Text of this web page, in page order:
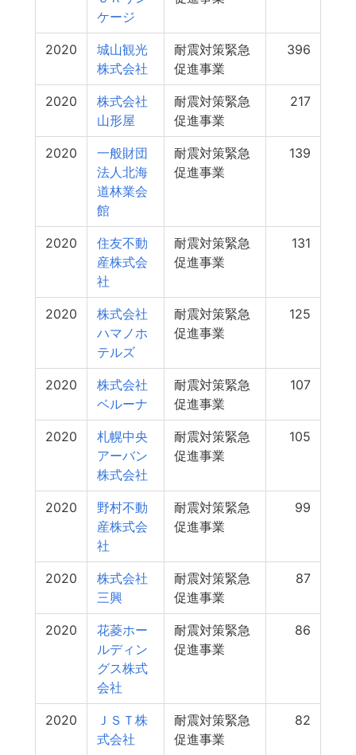
ケージ
2020
城山観光
株式会社
耐震対策緊急
促進事業
396
2020
株式会社
山形屋
耐震対策緊急
促進事業
217
2020
一般財団
法人北海
道林業会
館
耐震対策緊急
促進事業
139
2020
住友不動
産株式会
社
耐震対策緊急
促進事業
131
2020
株式会社
ハマノホ
テルズ
耐震対策緊急
促進事業
125
2020
株式会社
ベルーナ
耐震対策緊急
促進事業
107
2020
札幌中央
アーバン
株式会社
耐震対策緊急
促進事業
105
2020
野村不動
産株式会
社
耐震対策緊急
促進事業
99
2020
株式会社
三興
耐震対策緊急
促進事業
87
2020
花菱ホー
ルディン
グス株式
会社
耐震対策緊急
促進事業
86
2020
ＪＳＴ株
式会社
耐震対策緊急
促進事業
82